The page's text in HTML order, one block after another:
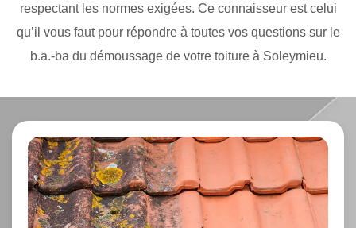
respectant les normes exigées. Ce connaisseur est celui
qu’il vous faut pour répondre à toutes vos questions sur le
b.a.-ba du démoussage de votre toiture à Soleymieu.